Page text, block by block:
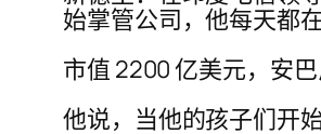
始掌管公司，他每天都
市值 2200 亿美元，安
他说，当他的孩子们开